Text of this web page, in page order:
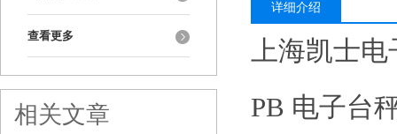
查看更多
相关文章
详细介绍
上海凯士
PB 电子台